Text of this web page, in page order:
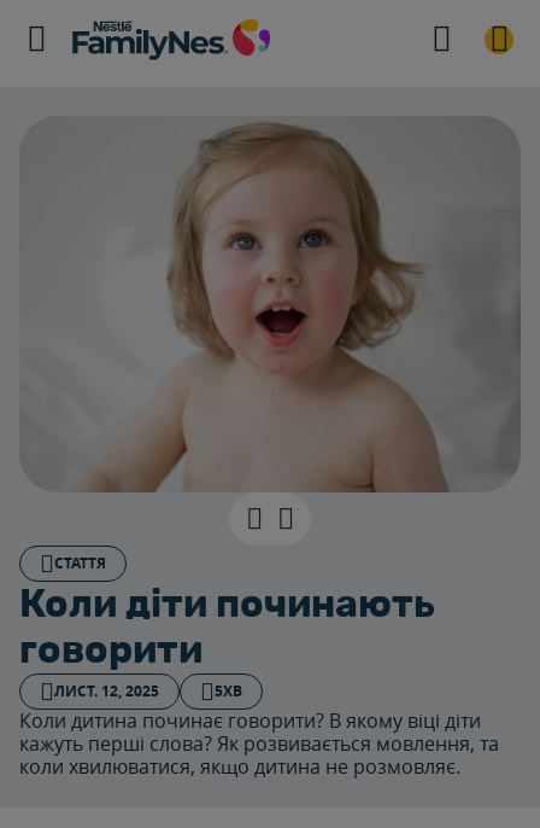
СТАТТЯ
Коли діти починають
говорити
ЛИСТ. 12, 2025 5ХВ
Коли дитина починає говорити? В якому віці діти
кажуть перші слова? Як розвивається мовлення, та
коли хвилюватися, якщо дитина не розмовляє.